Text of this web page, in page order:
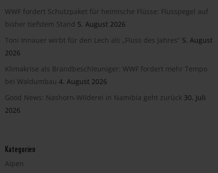
WWF fordert Schutzpaket für heimische Flüsse: Flusspegel auf
bisher tiefstem Stand 5. August 2026
Toni Innauer wirbt für den Lech als „Fluss des Jahres“ 5. August
2026
Klimakrise als Brandbeschleuniger: WWF fordert mehr Tempo
bei Waldumbau 4. August 2026
Good News: Nashorn-Wilderei in Namibia geht zurück 30. Juli
2026
Kategorien
Alpen